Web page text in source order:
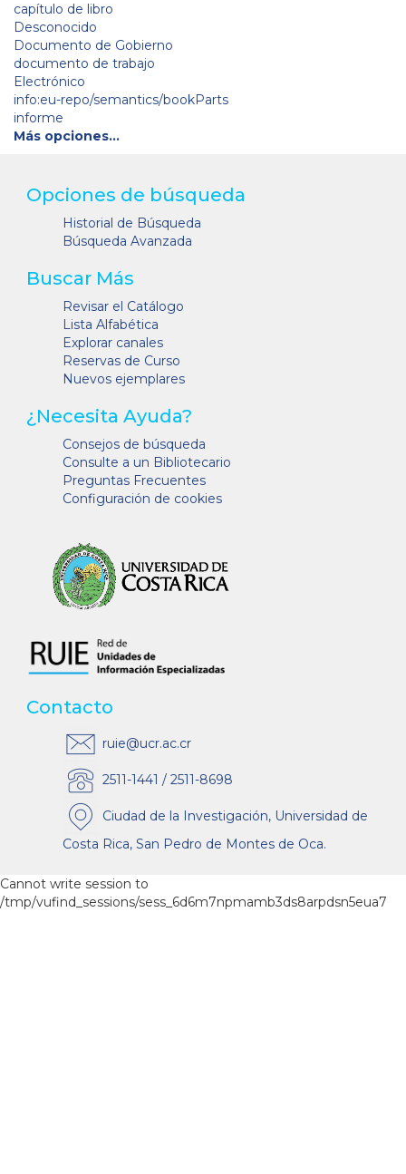
capítulo de libro
Desconocido
Documento de Gobierno
documento de trabajo
Electrónico
info:eu-repo/semantics/bookParts
informe
Más opciones…
Opciones de búsqueda
Historial de Búsqueda
Búsqueda Avanzada
Buscar Más
Revisar el Catálogo
Lista Alfabética
Explorar canales
Reservas de Curso
Nuevos ejemplares
¿Necesita Ayuda?
Consejos de búsqueda
Consulte a un Bibliotecario
Preguntas Frecuentes
Configuración de cookies
Contacto
ruie@ucr.ac.cr
2511-1441 / 2511-8698
Ciudad de la Investigación, Universidad de
Costa Rica, San Pedro de Montes de Oca.
Cannot write session to
/tmp/vufind_sessions/sess_6d6m7npmamb3ds8arpdsn5eua7